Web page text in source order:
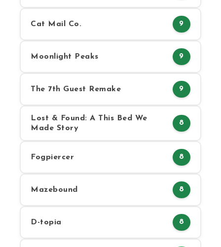
Cat Mail Co. 9
Moonlight Peaks 9
The 7th Guest Remake 9
Lost & Found: A This Bed We
Made Story
8
Fogpiercer 8
Mazebound 8
D-topia 8